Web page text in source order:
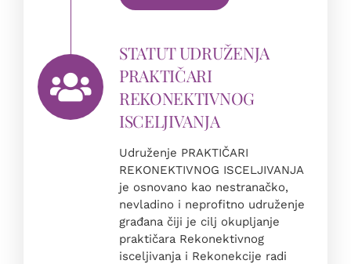
STATUT UDRUŽENJA
PRAKTIČARI
REKONEKTIVNOG
ISCELJIVANJA
Udruženje PRAKTIČARI
REKONEKTIVNOG ISCELJIVANJA
je osnovano kao nestranačko,
nevladino i neprofitno udruženje
građana čiji je cilj okupljanje
praktičara Rekonektivnog
isceljivanja i Rekonekcije radi